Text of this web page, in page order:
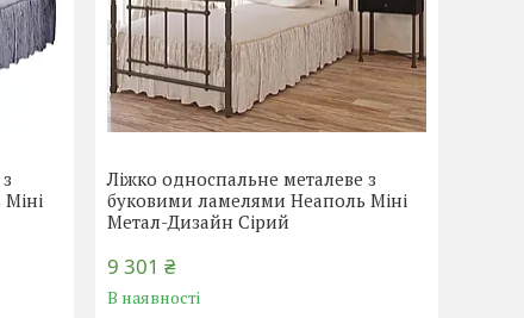
Ліжко односпальне металеве з
буковими ламелями Неаполь Міні
Метал-Дизайн Сірий
9 301 ₴
В наявності